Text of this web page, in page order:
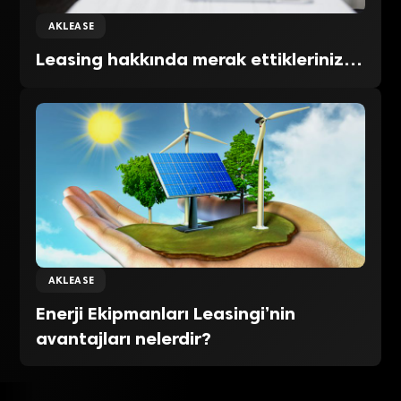
AKLEASE
Leasing hakkında merak ettikleriniz…
AKLEASE
Enerji Ekipmanları Leasingi’nin
avantajları nelerdir?